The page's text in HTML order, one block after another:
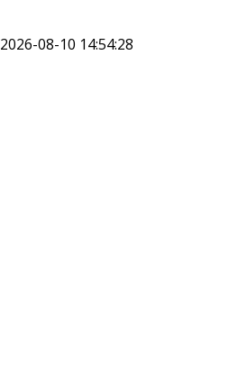
2026-08-10 14:54:28